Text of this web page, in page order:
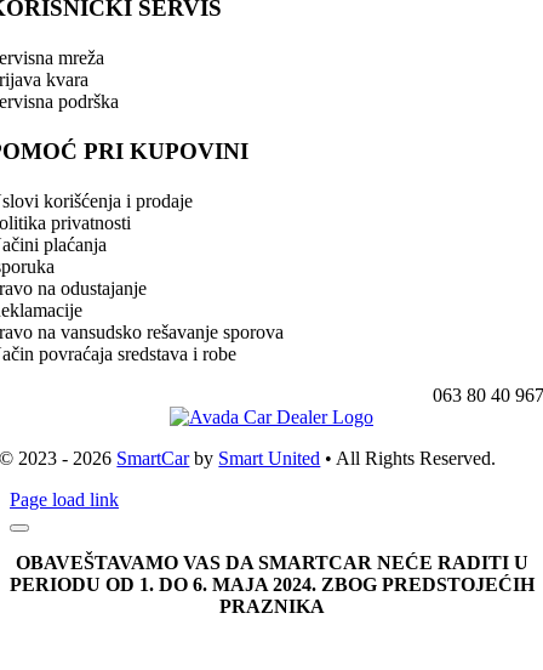
SERVIS
mreža
kvara
podrška
PRI KUPOVINI
korišćenja i prodaje
privatnosti
plaćanja
na odustajanje
na vansudsko rešavanje sporova
povraćaja sredstava i robe
063 80 40 967
© 2023 - 2026 SmartCarby Smart United • All Rights Reserved.
Page load link
OBAVEŠTAVAMO VAS DA SMARTCAR NEĆE RADITI U
PERIODU OD 1. DO 6. MAJA 2024. ZBOG PREDSTOJEĆIH
PRAZNIKA